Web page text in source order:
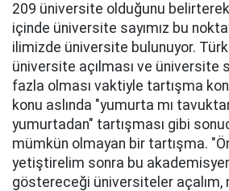
209 üniversite olduğunu
içinde üniversite sayımız bu
ilimizde üniversite bulunuyor.
üniversite açılması ve üniversite
fazla olması vaktiyle tartışma
konu aslında "yumurta mı
yumurtadan" tartışması gibi
mümkün olmayan bir tartışma.
yetiştirelim sonra bu
göstereceği üniversiteler açalım,